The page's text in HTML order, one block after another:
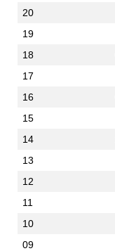
20
19
18
17
16
15
14
13
12
11
10
09